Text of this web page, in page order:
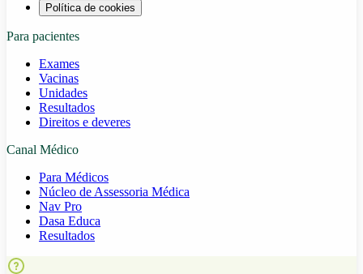
Política de cookies
Para pacientes
Exames
Vacinas
Unidades
Resultados
Direitos e deveres
Canal Médico
Para Médicos
Núcleo de Assessoria Médica
Nav Pro
Dasa Educa
Resultados